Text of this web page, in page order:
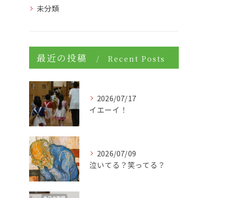
未分類
最近の投稿 Recent Posts
2026/07/17
イエーイ！
2026/07/09
泣いてる？笑ってる？